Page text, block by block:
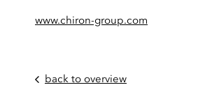
www.chiron-group.com
back to overview